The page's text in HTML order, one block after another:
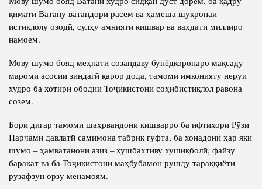
қимати Ватану ватандорӣ расем ва ҳамеша шукронаи
истиқлолу озодӣ, сулҳу амнияти кишвар ва ваҳдати миллиро
намоем.
Мову шумо бояд меҳнати созандаву бунёдкоронаро мақсаду
мароми асосии зиндагӣ қарор дода, тамоми имконияту неруи
худро ба хотири ободии Тоҷикистони соҳибистиқлол равона
созем.
Бори дигар тамоми шаҳрвандони кишварро ба ифтихори Рӯзи
Парчами давлатӣ самимона табрик гуфта, ба хонадони ҳар яки
шумо – ҳамватанони азиз – хушбахтиву хушиқболӣ, файзу
баракат ва ба Тоҷикистони маҳбубамон рушду тараққиёти
рӯзафзун орзу менамоям.